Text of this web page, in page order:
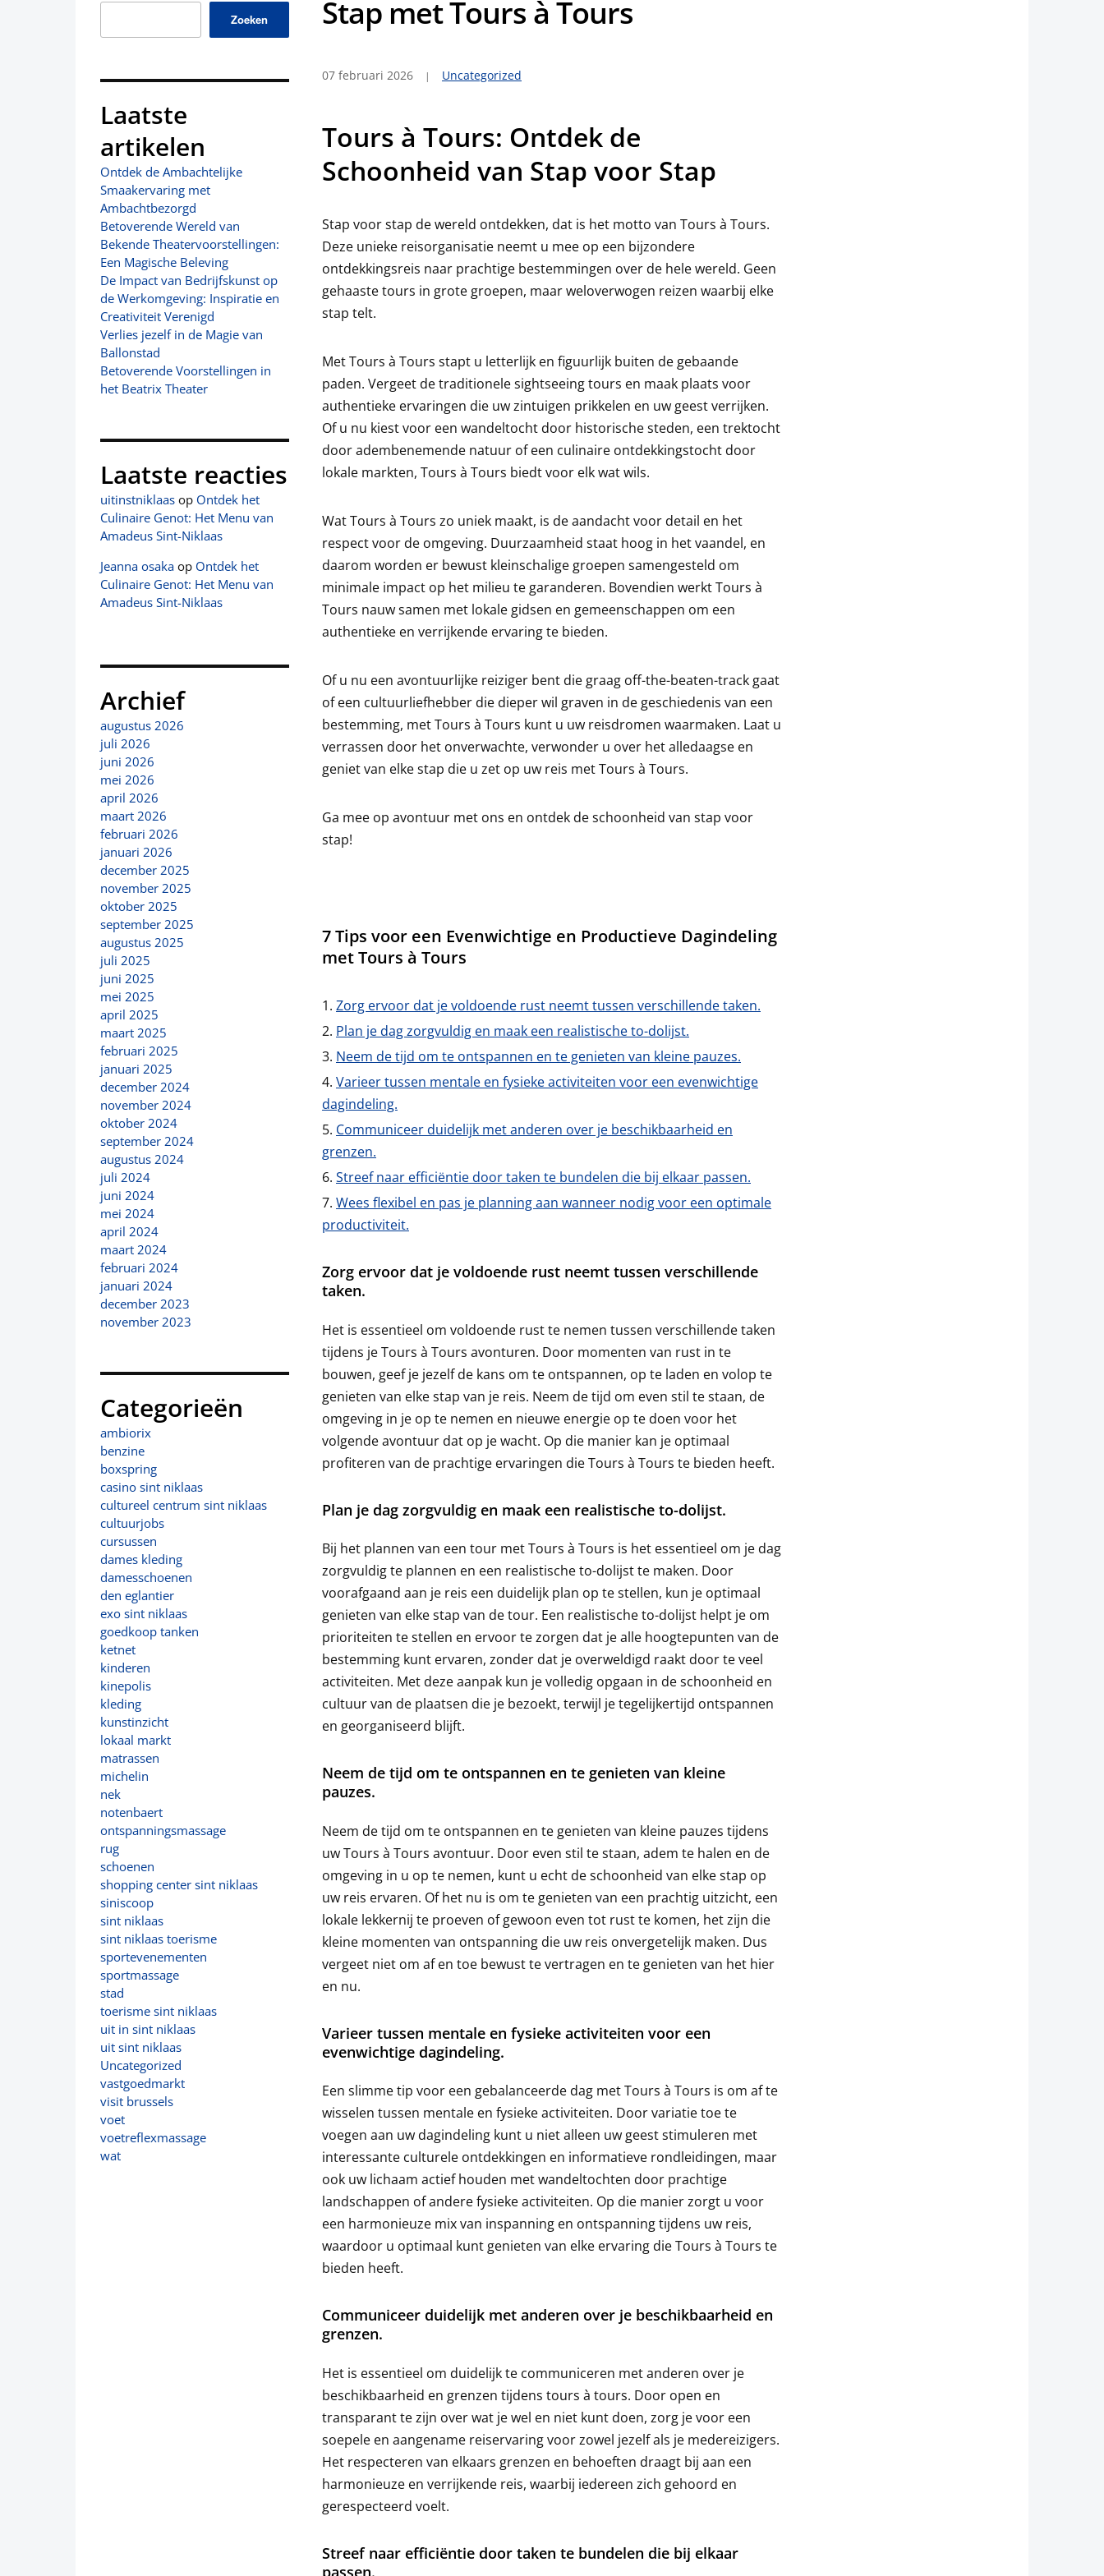
Zoeken
Laatste
artikelen
Ontdek de Ambachtelijke
Smaakervaring met
Ambachtbezorgd
Betoverende Wereld van
Bekende Theatervoorstellingen:
Een Magische Beleving
De Impact van Bedrijfskunst op
de Werkomgeving: Inspiratie en
Creativiteit Verenigd
Verlies jezelf in de Magie van
Ballonstad
Betoverende Voorstellingen in
het Beatrix Theater
Laatste reacties
uitinstniklaas op Ontdek het
Culinaire Genot: Het Menu van
Amadeus Sint-Niklaas
Jeanna osaka op Ontdek het
Culinaire Genot: Het Menu van
Amadeus Sint-Niklaas
Archief
augustus 2026
juli 2026
juni 2026
mei 2026
april 2026
maart 2026
februari 2026
januari 2026
december 2025
november 2025
oktober 2025
september 2025
augustus 2025
juli 2025
juni 2025
mei 2025
april 2025
maart 2025
februari 2025
januari 2025
december 2024
november 2024
oktober 2024
september 2024
augustus 2024
juli 2024
juni 2024
mei 2024
april 2024
maart 2024
februari 2024
januari 2024
december 2023
november 2023
Categorieën
ambiorix
benzine
boxspring
casino sint niklaas
cultureel centrum sint niklaas
cultuurjobs
cursussen
dames kleding
damesschoenen
den eglantier
exo sint niklaas
goedkoop tanken
ketnet
kinderen
kinepolis
kleding
kunstinzicht
lokaal markt
matrassen
michelin
nek
notenbaert
ontspanningsmassage
rug
schoenen
shopping center sint niklaas
siniscoop
sint niklaas
sint niklaas toerisme
sportevenementen
sportmassage
stad
toerisme sint niklaas
uit in sint niklaas
uit sint niklaas
Uncategorized
vastgoedmarkt
visit brussels
voet
voetreflexmassage
wat
Stap met Tours à Tours
07 februari 2026 Uncategorized
Tours à Tours: Ontdek de
Schoonheid van Stap voor Stap
Stap voor stap de wereld ontdekken, dat is het motto van Tours à Tours.
Deze unieke reisorganisatie neemt u mee op een bijzondere
ontdekkingsreis naar prachtige bestemmingen over de hele wereld. Geen
gehaaste tours in grote groepen, maar weloverwogen reizen waarbij elke
stap telt.
Met Tours à Tours stapt u letterlijk en figuurlijk buiten de gebaande
paden. Vergeet de traditionele sightseeing tours en maak plaats voor
authentieke ervaringen die uw zintuigen prikkelen en uw geest verrijken.
Of u nu kiest voor een wandeltocht door historische steden, een trektocht
door adembenemende natuur of een culinaire ontdekkingstocht door
lokale markten, Tours à Tours biedt voor elk wat wils.
Wat Tours à Tours zo uniek maakt, is de aandacht voor detail en het
respect voor de omgeving. Duurzaamheid staat hoog in het vaandel, en
daarom worden er bewust kleinschalige groepen samengesteld om
minimale impact op het milieu te garanderen. Bovendien werkt Tours à
Tours nauw samen met lokale gidsen en gemeenschappen om een
authentieke en verrijkende ervaring te bieden.
Of u nu een avontuurlijke reiziger bent die graag off-the-beaten-track gaat
of een cultuurliefhebber die dieper wil graven in de geschiedenis van een
bestemming, met Tours à Tours kunt u uw reisdromen waarmaken. Laat u
verrassen door het onverwachte, verwonder u over het alledaagse en
geniet van elke stap die u zet op uw reis met Tours à Tours.
Ga mee op avontuur met ons en ontdek de schoonheid van stap voor
stap!
7 Tips voor een Evenwichtige en Productieve Dagindeling
met Tours à Tours
Zorg ervoor dat je voldoende rust neemt tussen verschillende taken.
Plan je dag zorgvuldig en maak een realistische to-dolijst.
Neem de tijd om te ontspannen en te genieten van kleine pauzes.
Varieer tussen mentale en fysieke activiteiten voor een evenwichtige
dagindeling.
Communiceer duidelijk met anderen over je beschikbaarheid en
grenzen.
Streef naar efficiëntie door taken te bundelen die bij elkaar passen.
Wees flexibel en pas je planning aan wanneer nodig voor een optimale
productiviteit.
Zorg ervoor dat je voldoende rust neemt tussen verschillende
taken.
Het is essentieel om voldoende rust te nemen tussen verschillende taken
tijdens je Tours à Tours avonturen. Door momenten van rust in te
bouwen, geef je jezelf de kans om te ontspannen, op te laden en volop te
genieten van elke stap van je reis. Neem de tijd om even stil te staan, de
omgeving in je op te nemen en nieuwe energie op te doen voor het
volgende avontuur dat op je wacht. Op die manier kan je optimaal
profiteren van de prachtige ervaringen die Tours à Tours te bieden heeft.
Plan je dag zorgvuldig en maak een realistische to-dolijst.
Bij het plannen van een tour met Tours à Tours is het essentieel om je dag
zorgvuldig te plannen en een realistische to-dolijst te maken. Door
voorafgaand aan je reis een duidelijk plan op te stellen, kun je optimaal
genieten van elke stap van de tour. Een realistische to-dolijst helpt je om
prioriteiten te stellen en ervoor te zorgen dat je alle hoogtepunten van de
bestemming kunt ervaren, zonder dat je overweldigd raakt door te veel
activiteiten. Met deze aanpak kun je volledig opgaan in de schoonheid en
cultuur van de plaatsen die je bezoekt, terwijl je tegelijkertijd ontspannen
en georganiseerd blijft.
Neem de tijd om te ontspannen en te genieten van kleine
pauzes.
Neem de tijd om te ontspannen en te genieten van kleine pauzes tijdens
uw Tours à Tours avontuur. Door even stil te staan, adem te halen en de
omgeving in u op te nemen, kunt u echt de schoonheid van elke stap op
uw reis ervaren. Of het nu is om te genieten van een prachtig uitzicht, een
lokale lekkernij te proeven of gewoon even tot rust te komen, het zijn die
kleine momenten van ontspanning die uw reis onvergetelijk maken. Dus
vergeet niet om af en toe bewust te vertragen en te genieten van het hier
en nu.
Varieer tussen mentale en fysieke activiteiten voor een
evenwichtige dagindeling.
Een slimme tip voor een gebalanceerde dag met Tours à Tours is om af te
wisselen tussen mentale en fysieke activiteiten. Door variatie toe te
voegen aan uw dagindeling kunt u niet alleen uw geest stimuleren met
interessante culturele ontdekkingen en informatieve rondleidingen, maar
ook uw lichaam actief houden met wandeltochten door prachtige
landschappen of andere fysieke activiteiten. Op die manier zorgt u voor
een harmonieuze mix van inspanning en ontspanning tijdens uw reis,
waardoor u optimaal kunt genieten van elke ervaring die Tours à Tours te
bieden heeft.
Communiceer duidelijk met anderen over je beschikbaarheid en
grenzen.
Het is essentieel om duidelijk te communiceren met anderen over je
beschikbaarheid en grenzen tijdens tours à tours. Door open en
transparant te zijn over wat je wel en niet kunt doen, zorg je voor een
soepele en aangename reiservaring voor zowel jezelf als je medereizigers.
Het respecteren van elkaars grenzen en behoeften draagt bij aan een
harmonieuze en verrijkende reis, waarbij iedereen zich gehoord en
gerespecteerd voelt.
Streef naar efficiëntie door taken te bundelen die bij elkaar
passen.